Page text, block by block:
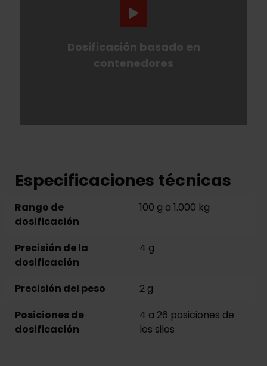
Dosificación basado en
contenedores
Especificaciones técnicas
Rango de
dosificación
100 g a 1.000 kg
Precisión de la
dosificación
4 g
Precisión del peso
2 g
Posiciones de
dosificación
4 a 26 posiciones de
los silos